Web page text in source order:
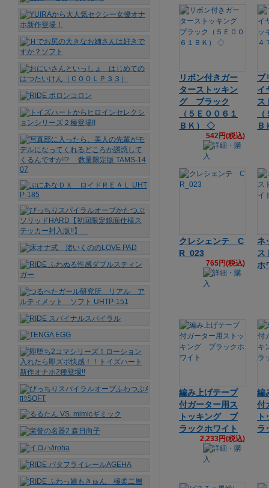
リボン付きガー
ターストッキン
グ ブラック
（５Ｅ００６１
ＢＫ） ◇
542円(税込)
ブ
イ
ス
Ｂ
クレシェンテ C
R_023
765円(税込)
ネ
ホ
編み上げテープ
付ガーター用ス
トッキング ブ
ラックホワイト
2,233円(税込)
編
付
ラ